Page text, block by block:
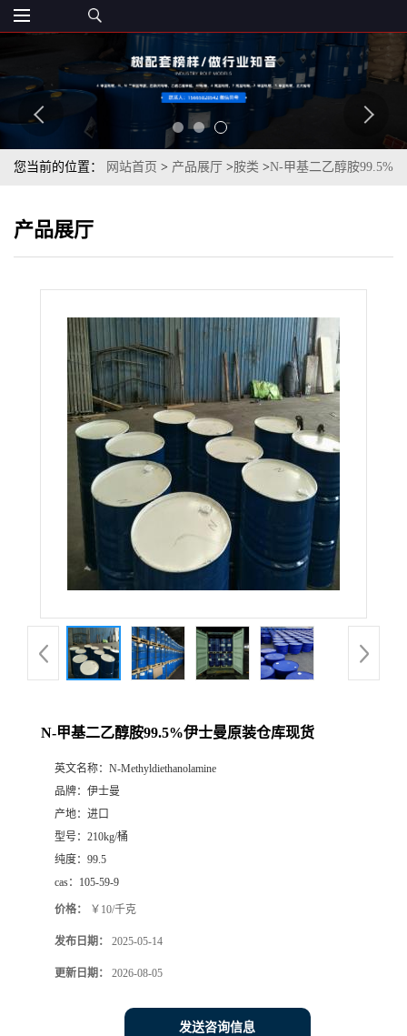
您当前的位置： 网站首页 > 产品展厅 >胺类 >N-甲基二乙醇胺99.5%
产品展厅
N-甲基二乙醇胺99.5%伊士曼原装仓库现货
英文名称： N-Methyldiethanolamine
品牌： 伊士曼
产地： 进口
型号： 210kg/桶
纯度： 99.5
cas： 105-59-9
价格： ￥10/千克
发布日期： 2025-05-14
更新日期： 2026-08-05
发送咨询信息